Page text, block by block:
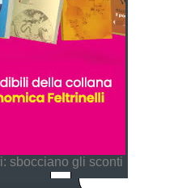
sbocciano gli sconti